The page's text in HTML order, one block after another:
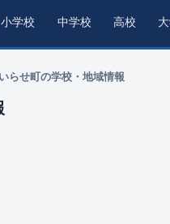
小学校 中学校 高校
らせ町の学校・地域情報